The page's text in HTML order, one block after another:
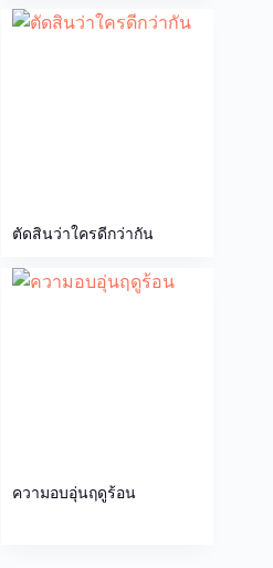
ตัดสินว่าใครดีกว่ากัน
ความอบอุ่นฤดูร้อน